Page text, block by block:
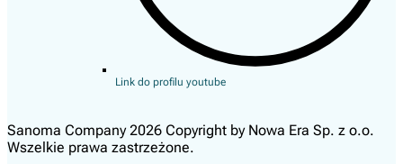
Link do profilu youtube
Sanoma Company 2026 Copyright by Nowa Era Sp. z o.o.
Wszelkie prawa zastrzeżone.